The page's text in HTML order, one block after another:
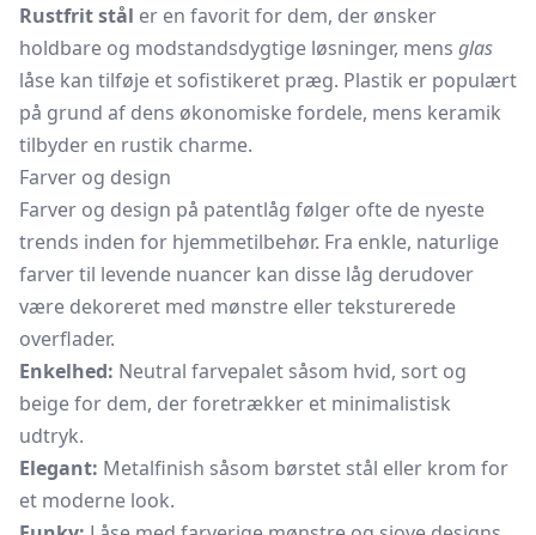
Rustfrit stål er en favorit for dem, der ønsker
holdbare og modstandsdygtige løsninger, mens glas
låse kan tilføje et sofistikeret præg. Plastik er populært
på grund af dens økonomiske fordele, mens keramik
tilbyder en rustik charme.
Farver og design
Farver og design på patentlåg følger ofte de nyeste
trends inden for hjemmetilbehør. Fra enkle, naturlige
farver til levende nuancer kan disse låg derudover
være dekoreret med mønstre eller teksturerede
overflader.
Enkelhed: Neutral farvepalet såsom hvid, sort og
beige for dem, der foretrækker et minimalistisk
udtryk.
Elegant: Metalfinish såsom børstet stål eller krom for
et moderne look.